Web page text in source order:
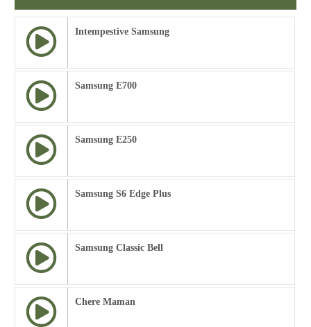
Intempestive Samsung
Samsung E700
Samsung E250
Samsung S6 Edge Plus
Samsung Classic Bell
Chere Maman